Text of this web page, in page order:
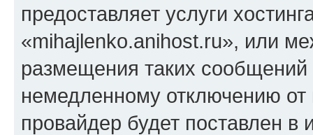
предоставляет услуги
«mihajlenko.anihost.ru», или
размещения таких
немедленному отключению
провайдер будет поставлен в